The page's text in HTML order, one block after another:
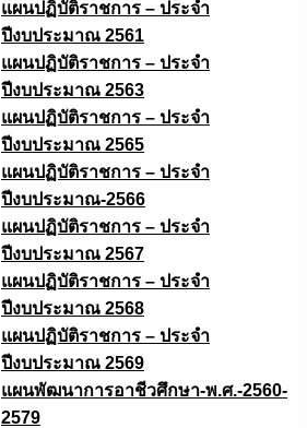
แผนปฏิบัติราชการ – ประจำ
ปีงบประมาณ 2561
แผนปฏิบัติราชการ – ประจำ
ปีงบประมาณ 2563
แผนปฏิบัติราชการ – ประจำ
ปีงบประมาณ 2565
แผนปฏิบัติราชการ – ประจำ
ปีงบประมาณ-2566
แผนปฏิบัติราชการ – ประจำ
ปีงบประมาณ 2567
แผนปฏิบัติราชการ – ประจำ
ปีงบประมาณ 2568
แผนปฏิบัติราชการ – ประจำ
ปีงบประมาณ 2569
แผนพัฒนาการอาชีวศึกษา-พ.ศ.-2560-
2579